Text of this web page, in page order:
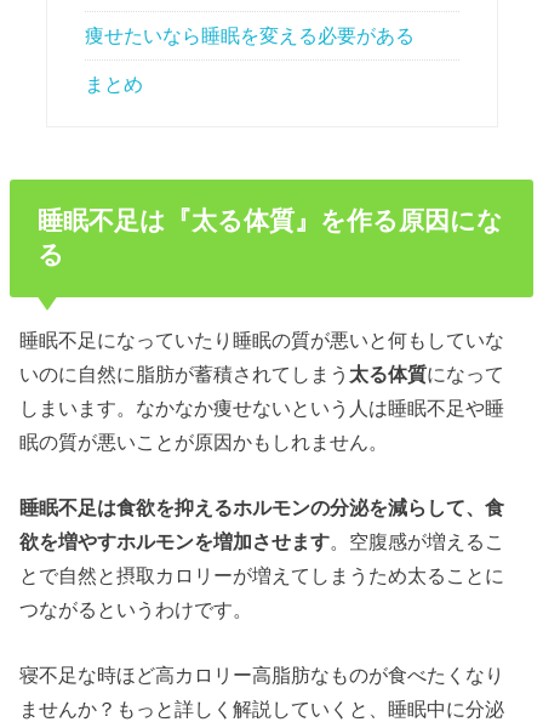
痩せたいなら睡眠を変える必要がある
まとめ
睡眠不足は『太る体質』を作る原因にな
る
睡眠不足になっていたり睡眠の質が悪いと何もしていな
いのに自然に脂肪が蓄積されてしまう 太る体質になって
しまいます。なかなか痩せないという人は睡眠不足や睡
眠の質が悪いことが原因かもしれません。
睡眠不足は食欲を抑えるホルモンの分泌を減らして、食
欲を増やすホルモンを増加させます。空腹感が増えるこ
とで自然と摂取カロリーが増えてしまうため太ることに
つながるというわけです。
寝不足な時ほど高カロリー高脂肪なものが食べたくなり
ませんか？もっと詳しく解説していくと、睡眠中に分泌